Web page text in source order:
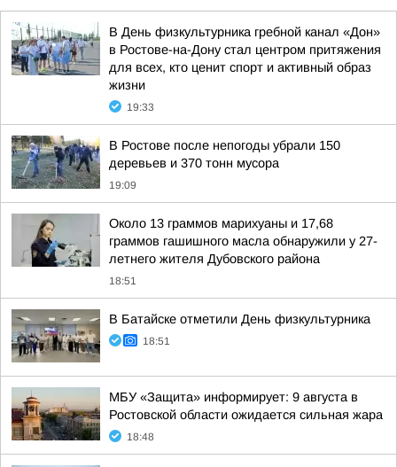
В День физкультурника гребной канал «Дон»
в Ростове-на-Дону стал центром притяжения
для всех, кто ценит спорт и активный образ
жизни
19:33
В Ростове после непогоды убрали 150
деревьев и 370 тонн мусора
19:09
Около 13 граммов марихуаны и 17,68
граммов гашишного масла обнаружили у 27-
летнего жителя Дубовского района
18:51
В Батайске отметили День физкультурника
18:51
МБУ «Защита» информирует: 9 августа в
Ростовской области ожидается сильная жара
18:48